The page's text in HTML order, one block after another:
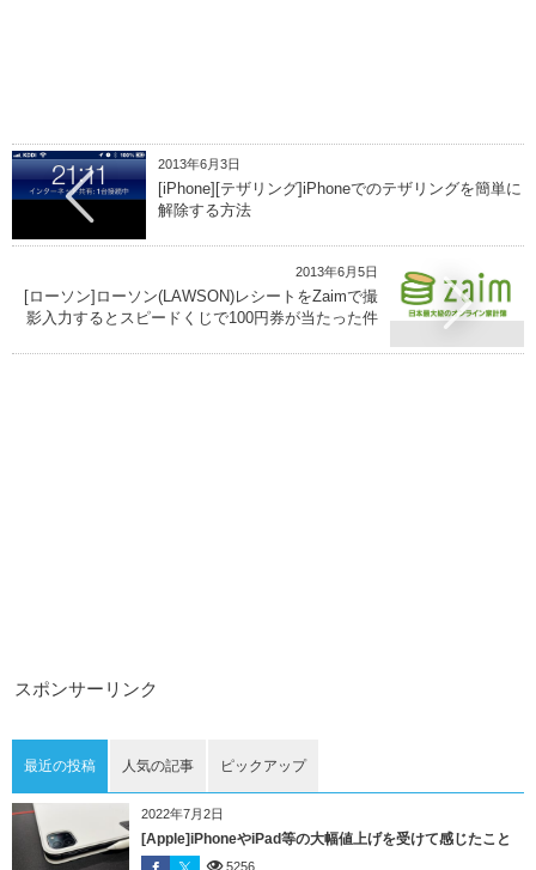
2013年6月3日
[iPhone][テザリング]iPhoneでのテザリングを簡単に
解除する方法
2013年6月5日
[ローソン]ローソン(LAWSON)レシートをZaimで撮
影入力するとスピードくじで100円券が当たった件
スポンサーリンク
最近の投稿 人気の記事 ピックアップ
2022年7月2日
[Apple]iPhoneやiPad等の大幅値上げを受けて感じたこと
5256